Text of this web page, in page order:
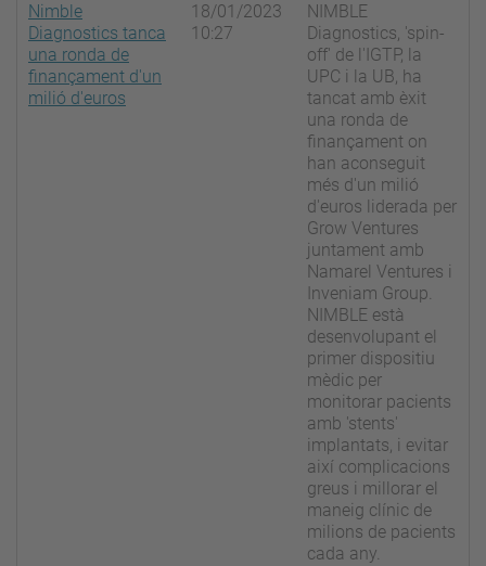
Nimble
Diagnostics tanca
una ronda de
finançament d'un
milió d'euros
18/01/2023
10:27
NIMBLE
Diagnostics, 'spin-
off' de l'IGTP, la
UPC i la UB, ha
tancat amb èxit
una ronda de
finançament on
han aconseguit
més d'un milió
d'euros liderada per
Grow Ventures
juntament amb
Namarel Ventures i
Inveniam Group.
NIMBLE està
desenvolupant el
primer dispositiu
mèdic per
monitorar pacients
amb 'stents'
implantats, i evitar
així complicacions
greus i millorar el
maneig clínic de
milions de pacients
cada any.